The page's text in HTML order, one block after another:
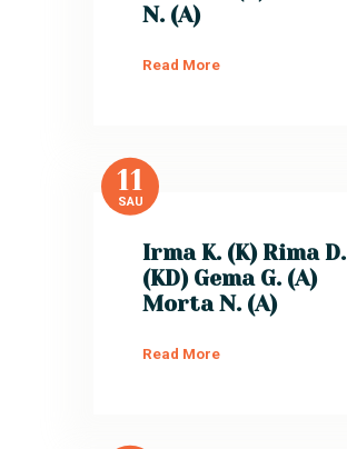
N. (A)
Read More
11
SAU
Irma K. (K) Rima D.
(KD) Gema G. (A)
Morta N. (A)
Read More